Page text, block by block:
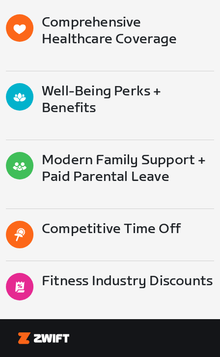
Comprehensive
Healthcare Coverage
Well-Being Perks +
Benefits
Modern Family Support +
Paid Parental Leave
Competitive Time Off
Fitness Industry Discounts
Zwift